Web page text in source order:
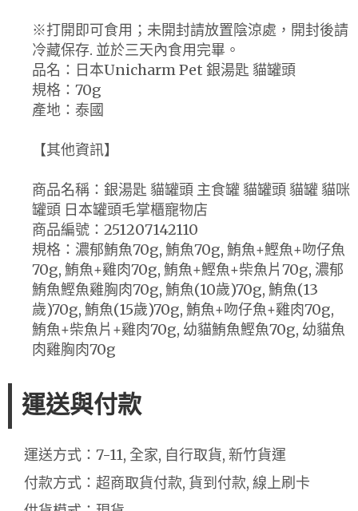
※打開即可食用；未開封請放置陰涼處，開封後請
冷藏保存. 並於三天內食用完畢。
品名：日本Unicharm Pet 銀湯匙 貓罐頭
規格：70g
產地：泰國
【其他資訊】
商品名稱：銀湯匙 貓罐頭 主食罐 貓罐頭 貓罐 貓咪
罐頭 日本罐頭毛掌櫃寵物店
商品編號：251207142110
規格：濃郁鮪魚70g, 鮪魚70g, 鮪魚+鰹魚+吻仔魚
70g, 鮪魚+雞肉70g, 鮪魚+鰹魚+柴魚片70g, 濃郁
鮪魚鰹魚雞胸肉70g, 鮪魚(10歲)70g, 鮪魚(13
歲)70g, 鮪魚(15歲)70g, 鮪魚+吻仔魚+雞肉70g,
鮪魚+柴魚片+雞肉70g, 幼貓鮪魚鰹魚70g, 幼貓魚
肉雞胸肉70g
運送與付款
運送方式：7-11, 全家, 自行取貨, 新竹貨運
付款方式：超商取貨付款, 貨到付款, 線上刷卡